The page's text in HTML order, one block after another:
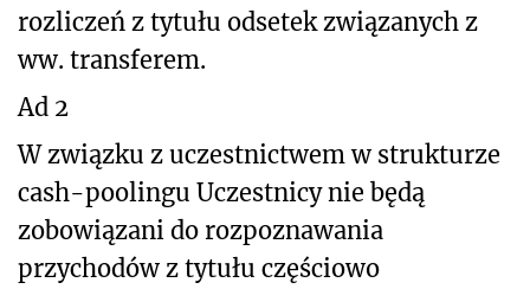
rozliczeń z tytułu odsetek związanych z
ww. transferem.
Ad 2
W związku z uczestnictwem w strukturze
cash-poolingu Uczestnicy nie będą
zobowiązani do rozpoznawania
przychodów z tytułu częściowo